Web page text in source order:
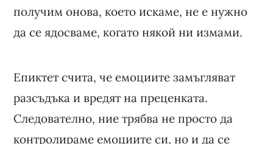
получим онова, което искаме, не е нужно
да се ядосваме, когато някой ни измами.
Епиктет счита, че емоциите замъгляват
разсъдъка и вредят на преценката.
Следователно, ние трябва не просто да
контролираме емоциите си, но и да се